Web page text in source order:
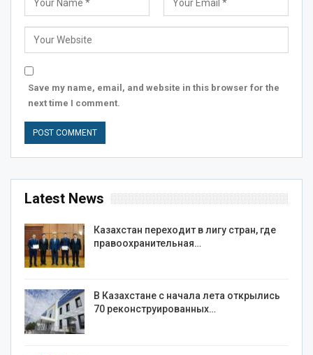
Save my name, email, and website in this browser for the
next time I comment.
Latest News
Казахстан переходит в лигу стран, где
правоохранительная…
В Казахстане с начала лета открылись
70 реконструированных…